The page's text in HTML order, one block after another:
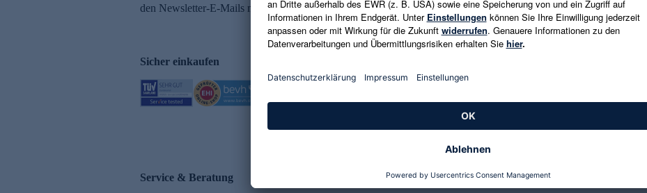
den Newsletter-E-Mails möglich.
Es gelten die Datenschutzrichtlinien und die
Sicher einkaufen
Service & Beratung Rechtliches